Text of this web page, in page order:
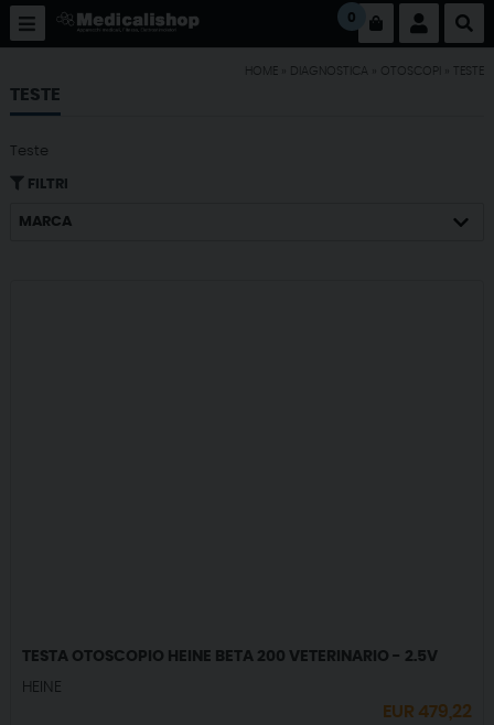
0
HOME DIAGNOSTICA OTOSCOPI TESTE
TESTE
Teste
FILTRI
MARCA
TESTA OTOSCOPIO HEINE BETA 200 VETERINARIO - 2.5V
HEINE
EUR 479,22